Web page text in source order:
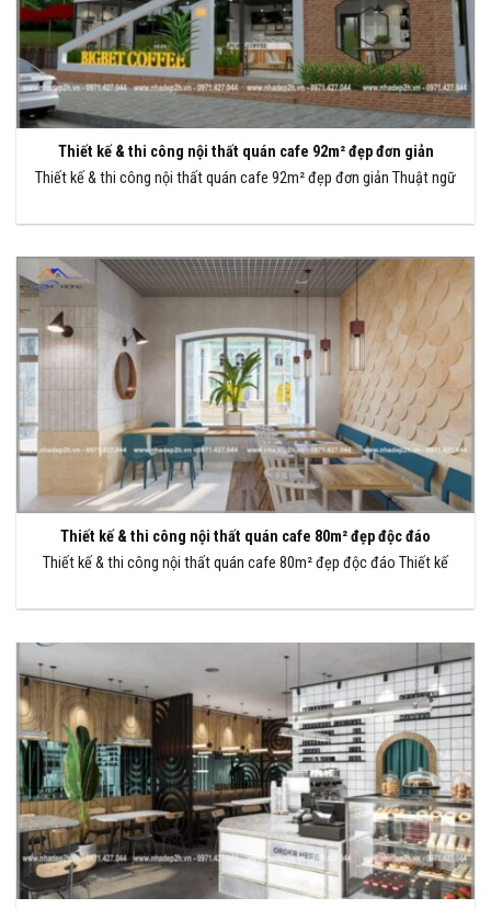
Thiết kế & thi công nội thất quán cafe 92m² đẹp đơn giản
Thiết kế & thi công nội thất quán cafe 92m² đẹp đơn giản Thuật ngữ
Thiết kế & thi công nội thất quán cafe 80m² đẹp độc đáo
Thiết kế & thi công nội thất quán cafe 80m² đẹp độc đáo Thiết kế